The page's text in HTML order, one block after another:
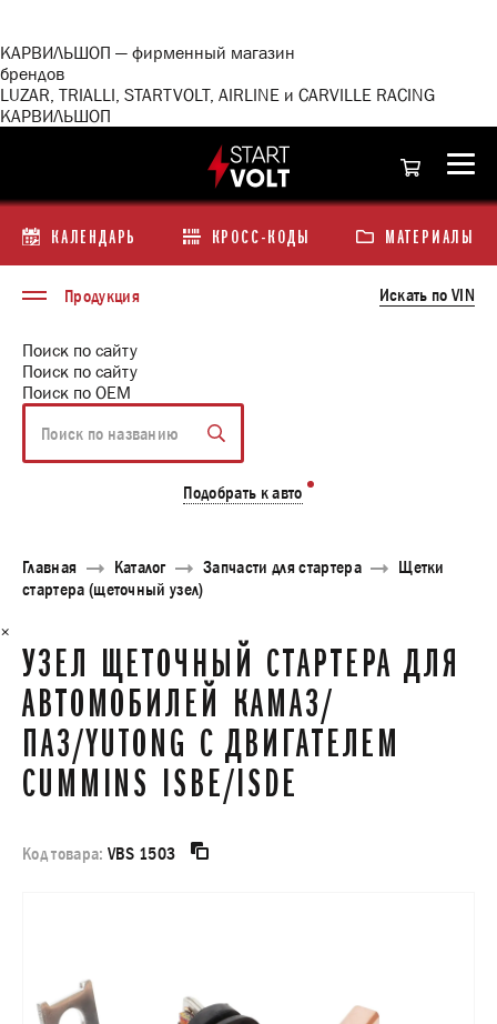
version="1.0"
encoding="utf-
8"?
>
КАРВИЛЬШОП — фирменный магазин
брендов
LUZAR, TRIALLI, STARTVOLT, AIRLINE и CARVILLE RACING
КАРВИЛЬШОП
КАЛЕНДАРЬ КРОСС-КОДЫ МАТЕРИАЛЫ
Продукция
Поиск по сайту
Поиск по сайту
Поиск по ОЕМ
Подобрать к авто
Искать по VIN
Главная Каталог Запчасти для стартера
Щетки
стартера (щеточный узел)
×
УЗЕЛ ЩЕТОЧНЫЙ СТАРТЕРА ДЛЯ
АВТОМОБИЛЕЙ КАМАЗ/
ПАЗ/YUTONG С ДВИГАТЕЛЕМ
CUMMINS ISBE/ISDE
Код товара: VBS 1503